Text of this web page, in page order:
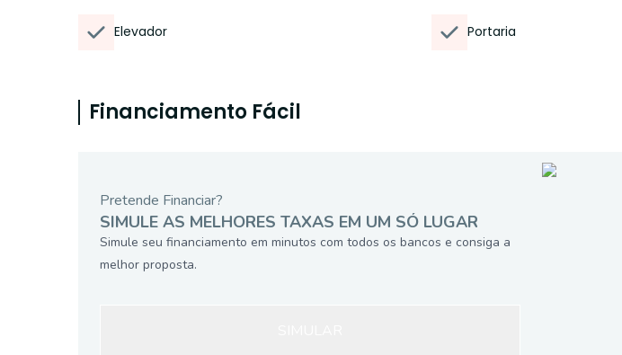
Elevador Portaria
Financiamento Fácil
Pretende Financiar?
SIMULE AS MELHORES TAXAS EM UM SÓ LUGAR
Simule seu financiamento em minutos com todos os bancos e consiga a
melhor proposta.